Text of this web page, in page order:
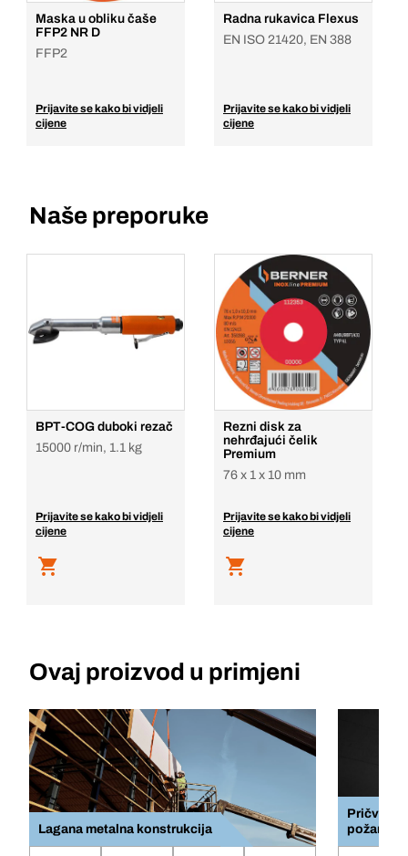
Maska u obliku čaše
FFP2 NR D
FFP2
Prijavite se kako bi vidjeli
cijene
Radna rukavica Flexus
EN ISO 21420, EN 388
Prijavite se kako bi vidjeli
cijene
Naše preporuke
BPT-COG duboki rezač
15000 r/min, 1.1 kg
Prijavite se kako bi vidjeli
cijene
Rezni disk za
nehrđajući čelik
Premium
76 x 1 x 10 mm
Prijavite se kako bi vidjeli
cijene
Ovaj proizvod u primjeni
Lagana metalna konstrukcija
požara